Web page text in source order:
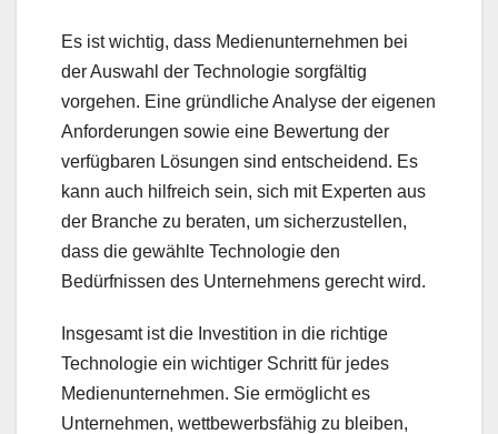
Es ist wichtig, dass Medienunternehmen bei
der Auswahl der Technologie sorgfältig
vorgehen. Eine gründliche Analyse der eigenen
Anforderungen sowie eine Bewertung der
verfügbaren Lösungen sind entscheidend. Es
kann auch hilfreich sein, sich mit Experten aus
der Branche zu beraten, um sicherzustellen,
dass die gewählte Technologie den
Bedürfnissen des Unternehmens gerecht wird.
Insgesamt ist die Investition in die richtige
Technologie ein wichtiger Schritt für jedes
Medienunternehmen. Sie ermöglicht es
Unternehmen, wettbewerbsfähig zu bleiben,